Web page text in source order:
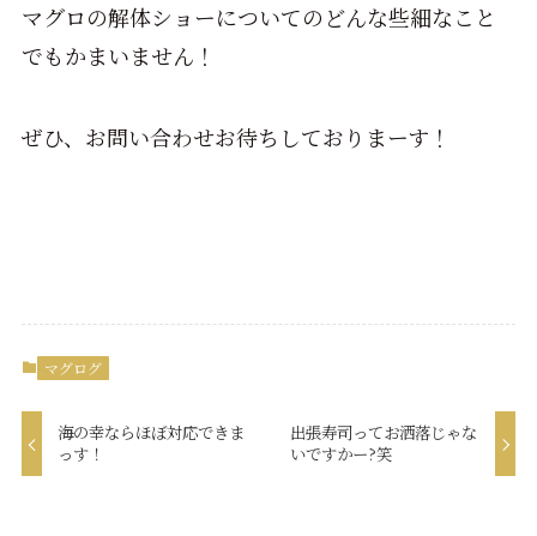
マグロの解体ショーについてのどんな些細なこと
でもかまいません！
ぜひ、お問い合わせお待ちしておりまーす！
マグログ
海の幸ならほぼ対応できま
っす！
出張寿司ってお洒落じゃな
いですかー?笑